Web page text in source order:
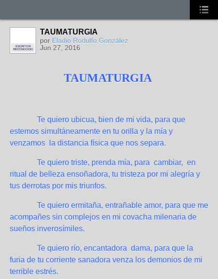
ESCRITOR
RECONOCIDO
TAUMATURGIA
por Eladio Rodulfo González
Jun 27, 2016
TAUMATURGIA
Te quiero ubicua, bien de mi vida, para que
estemos simultáneamente en tu orilla y la mía y
venzamos la distancia física que nos separa.
Te quiero triste, prenda mía, para cambiar, en
ritual de belleza ensoñadora, tu tristeza por mi alegría y
tus derrotas por mis triunfos.
Te quiero ermitaña, entrañable amor, para que me
acompañes sin complejos en mi covacha milenaria de
sueños inverosímiles.
Te quiero río, encantadora dama, para que la
furia de tu corriente sanadora venza los demonios de mi
terrible estrés.